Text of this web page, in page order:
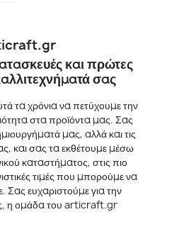
και πρώτες
σας
τα χρόνια να πετύχουμε την
στα προϊόντα μας. Σας
μας, αλλά και τις
και σας τα εκθέτουμε μέσω
καταστήματος, στις πιο
τιμές που μπορούμε να
ευχαριστούμε για την
η ομάδα του articraft.gr